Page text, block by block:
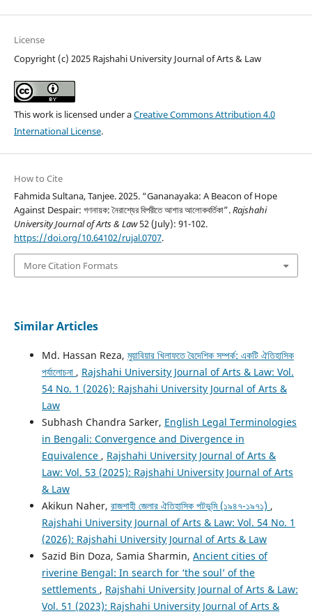
License
Copyright (c) 2025 Rajshahi University Journal of Arts & Law
This work is licensed under aCreative Commons Attribution 4.0
International License.
How to Cite
Fahmida Sultana, Tanjee. 2025. “Gananayaka: A Beacon of Hope
Against Despair: গণনায়ক: নৈরাশ্যের বিপরীতে আশার আলোকবর্তিকা”.Rajshahi
University Journal of Arts & Law52 (July): 91-102.
https://doi.org/10.64102/rujal.0707.
More Citation Formats
Similar Articles
Md. Hassan Reza, মুয়াবিয়ার খিলাফতে বৈদেশিক সম্পর্ক: একটি ঐতিহাসিক
পর্যালোচনা , Rajshahi University Journal of Arts & Law: Vol.
54 No. 1 (2026): Rajshahi University Journal of Arts &
Law
Subhash Chandra Sarker, English Legal Terminologies
in Bengali: Convergence and Divergence in
Equivalence , Rajshahi University Journal of Arts &
Law: Vol. 53 (2025): Rajshahi University Journal of Arts
& Law
Akikun Naher, রাজশাহী জেলার ঐতিহাসিক পটভূমি (১৯৪৭-১৯৭১) ,
Rajshahi University Journal of Arts & Law: Vol. 54 No. 1
(2026): Rajshahi University Journal of Arts & Law
Sazid Bin Doza, Samia Sharmin, Ancient cities of
riverine Bengal: In search for ‘the soul’ of the
settlements , Rajshahi University Journal of Arts & Law:
Vol. 51 (2023): Rajshahi University Journal of Arts &